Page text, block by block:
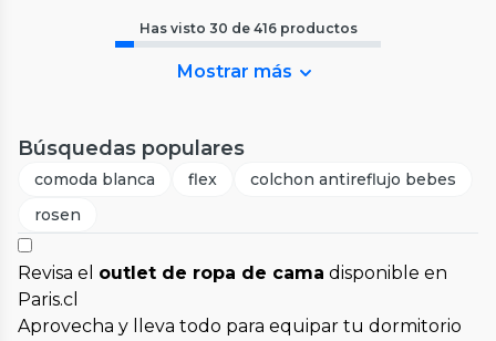
Has visto 30 de 416 productos
Mostrar más
Búsquedas populares
comoda blanca flex
colchon antireflujo bebes
rosen
Revisa el outlet de ropa de cama disponible en
Paris.cl
Aprovecha y lleva todo para equipar tu dormitorio